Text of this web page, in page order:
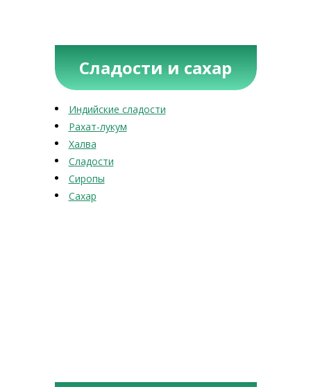
Сладости и сахар
Индийские сладости
Рахат-лукум
Халва
Сладости
Сиропы
Сахар